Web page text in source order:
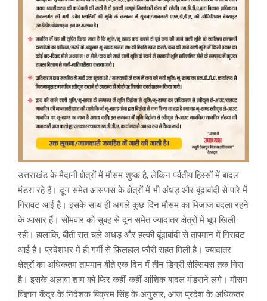
उत्तराखंड के मैदानी क्षेत्रों में मौसम शुष्क है, लेकिन पर्वतीय हिस्सों में बादल
मंडरा रहे हैं। दून समेत आसपास के क्षेत्रों में भी अंधड़ और बूंदाबांदी से पारे में
गिरावट आई है। इसके साथ ही अगले कुछ दिन मौसम का मिजाज बदला रहने
के आसार हैं। सोमवार को सुबह से दून समेत ज्यादातर क्षेत्रों में धूप खिली
रही। हालांकि, बीती रात चले अंधड़ और हल्की बूंदाबांदी से तापमान में गिरावट
आई है। प्रदेशभर में ही गर्मी से फिलहाल फौरी राहत मिली है। ज्यादातर
क्षेत्रों का अधिकतम तापमान बीते एक दिन में तीन डिग्री सेल्सियस तक गिरा
है। इसके अलावा शाम को फिर कहीं-कहीं आंशिक बादल मंडराने लगे। मौसम
विज्ञान केंद्र के निदेशक बिक्रम सिंह के अनुसार, आज प्रदेश के अधिकतर